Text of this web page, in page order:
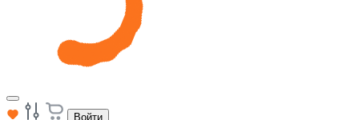
Войти